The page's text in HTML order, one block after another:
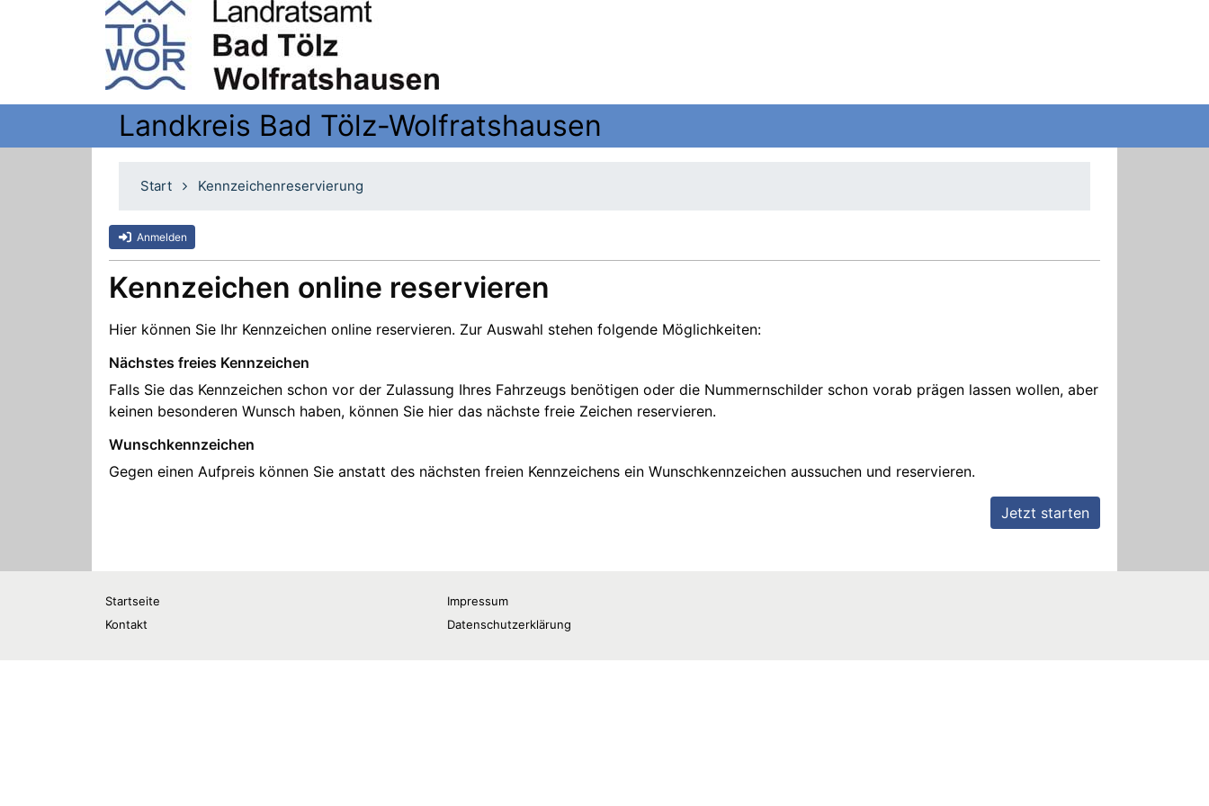
Landkreis Bad Tölz-Wolfratshausen
Start Kennzeichenreservierung
Startseite
Kontakt
Impressum
Datenschutzerklärung